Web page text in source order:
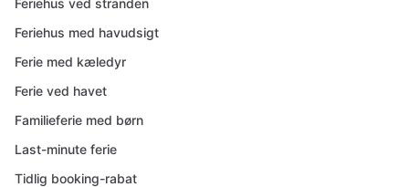
Feriehus ved stranden
Feriehus med havudsigt
Ferie med kæledyr
Ferie ved havet
Familieferie med børn
Last-minute ferie
Tidlig booking-rabat